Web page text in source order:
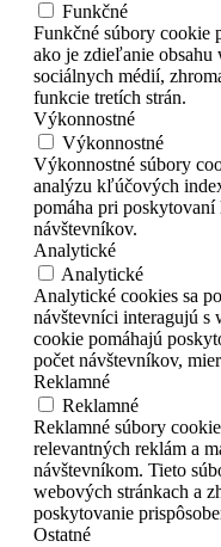
Funkčné
Funkčné súbory cookie
ako je zdieľanie obsahu
sociálnych médií,
funkcie tretích strán.
Výkonnostné
Výkonnostné
Výkonnostné súbory
analýzu kľúčových
pomáha pri
návštevníkov.
Analytické
Analytické
Analytické cookies sa
návštevníci interagujú s
cookie pomáhajú
počet návštevníkov,
Reklamné
Reklamné
Reklamné súbory
relevantných reklám a
návštevníkom. Tieto
webových stránkach a
poskytovanie
Ostatné